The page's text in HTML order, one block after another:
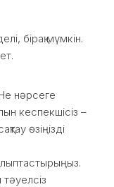
бірақ мүмкін.
нәрсеге
кеспекшісіз –
өзіңізді